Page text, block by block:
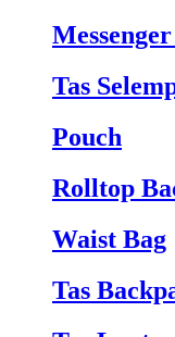
Tas
Pouch
Rolltop
Waist Bag
Tas